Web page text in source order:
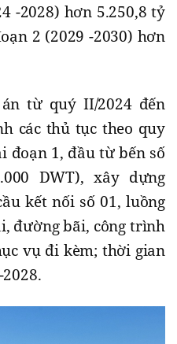
-2028) hơn 5.250,8 tỷ
2 (2029 -2030) hơn
từ quý II/2024 đến
các thủ tục theo quy
đoạn 1, đầu từ bến số
DWT), xây dựng
kết nối số 01, luồng
đường bãi, công trình
vụ đi kèm; thời gian